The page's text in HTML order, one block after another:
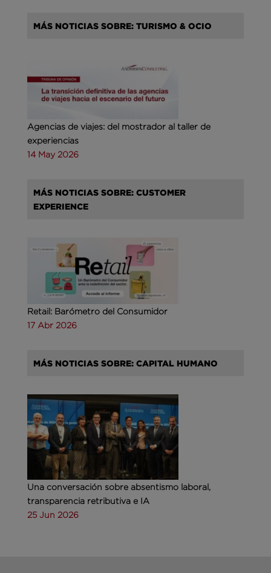
MÁS NOTICIAS SOBRE: TURISMO & OCIO
Agencias de viajes: del mostrador al taller de
experiencias
14 May 2026
MÁS NOTICIAS SOBRE: CUSTOMER
EXPERIENCE
Retail: Barómetro del Consumidor
17 Abr 2026
MÁS NOTICIAS SOBRE: CAPITAL HUMANO
Una conversación sobre absentismo laboral,
transparencia retributiva e IA
25 Jun 2026